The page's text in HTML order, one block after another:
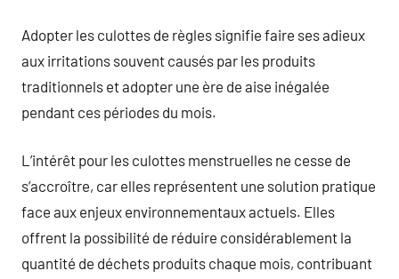
Adopter les culottes de règles signifie faire ses adieux
aux irritations souvent causés par les produits
traditionnels et adopter une ère de aise inégalée
pendant ces périodes du mois.
L’intérêt pour les culottes menstruelles ne cesse de
s’accroître, car elles représentent une solution pratique
face aux enjeux environnementaux actuels. Elles
offrent la possibilité de réduire considérablement la
quantité de déchets produits chaque mois, contribuant